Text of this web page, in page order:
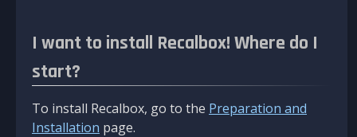
I want to install Recalbox! Where do I
start?
To install Recalbox, go to the Preparation and
Installation page.